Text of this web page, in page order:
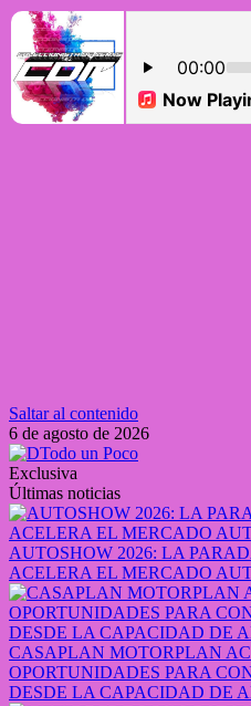
Saltar al contenido
6 de agosto de 2026
Exclusiva
Últimas noticias
AUTOSHOW 2026: LA
ACELERA EL MERCADO
CASAPLAN MOTORPLAN
OPORTUNIDADES PARA
DESDE LA CAPACIDAD DE